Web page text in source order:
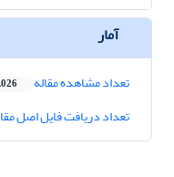
آمار
تعداد مشاهده مقاله
تعداد دریافت فایل اصل